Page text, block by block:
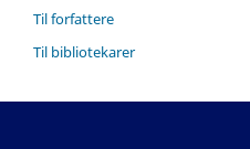
Til forfattere
Til bibliotekarer